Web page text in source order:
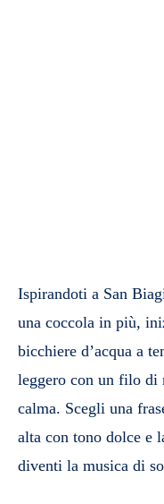
Ispirandoti a San
una coccola in più,
bicchiere d’acqua a
leggero con un filo
calma. Scegli una
alta con tono dolce e
diventi la musica di